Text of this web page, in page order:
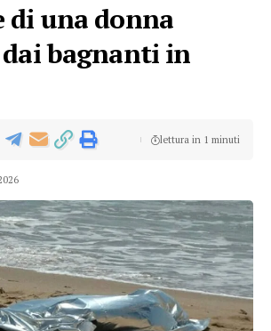
di una donna
bagnanti in
lettura in 1 minuti